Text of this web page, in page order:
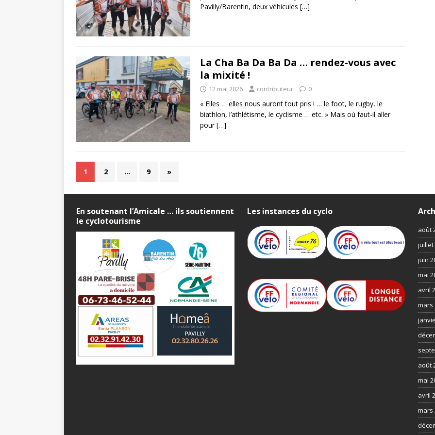
Pavilly/Barentin, deux véhicules […]
La Cha Ba Da Ba Da … rendez-vous avec
la mixité !
12 mai 2026 contributeur 0
« Elles … elles nous auront tout pris ! … le foot, le rugby, le
biathlon, l’athlétisme, le cyclisme … etc. » Mais où faut-il aller
pour[…]
1 2 … 9 »
En soutenant l’Amicale … ils soutiennent
le cyclotourisme
Les instances du cyclo
août
juillet
juin
mai
avril
mars
août
mai
avril
mars